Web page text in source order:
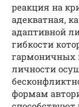
реакция на
адекватная,
адаптивной
гибкости
гармоничных
личности
формам